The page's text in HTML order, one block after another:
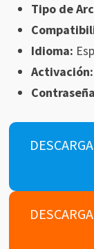
Tipo de
Idioma:
Activación: